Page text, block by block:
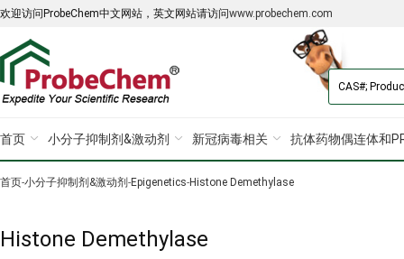
欢迎访问ProbeChem中文网站，英文网站请访问www.probechem.com
首页 小分子抑制剂&激动剂 新冠病毒相关 抗体药物偶连体和
首页-小分子抑制剂&激动剂 -Epigenetics-Histone Demethylase
Histone Demethylase